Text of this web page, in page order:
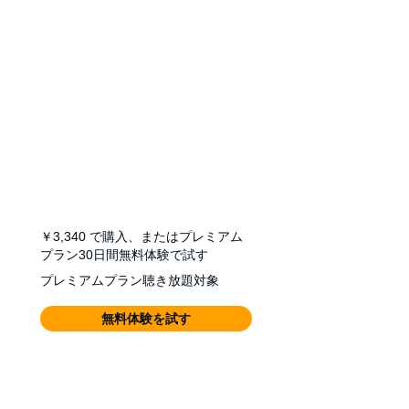
￥3,340 で購入、またはプレミアム
プラン30日間無料体験で試す
プレミアムプラン聴き放題対象
無料体験を試す